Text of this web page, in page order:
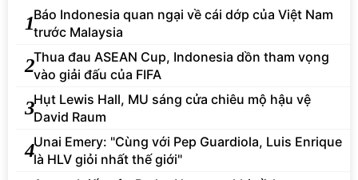
1Báo Indonesia quan ngại về cái dớp của Việt Nam
trước Malaysia
2Thua đau ASEAN Cup, Indonesia dồn tham vọng
vào giải đấu của FIFA
3Hụt Lewis Hall, MU sáng cửa chiêu mộ hậu vệ
David Raum
4Unai Emery: "Cùng với Pep Guardiola, Luis Enrique
là HLV giỏi nhất thế giới"